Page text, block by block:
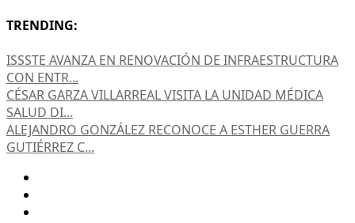
TRENDING:
ISSSTE AVANZA EN RENOVACIÓN DE INFRAESTRUCTURA
CON ENTR...
CÉSAR GARZA VILLARREAL VISITA LA UNIDAD MÉDICA
SALUD DI...
ALEJANDRO GONZÁLEZ RECONOCE A ESTHER GUERRA
GUTIÉRREZ C...